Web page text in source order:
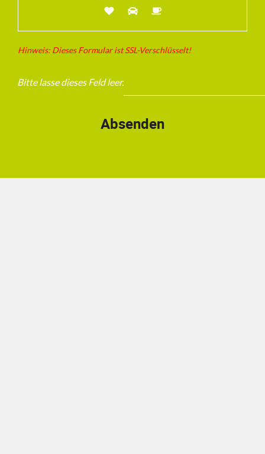
Hinweis: Dieses Formular ist SSL-Verschlüsselt!
Bitte lasse dieses Feld leer.